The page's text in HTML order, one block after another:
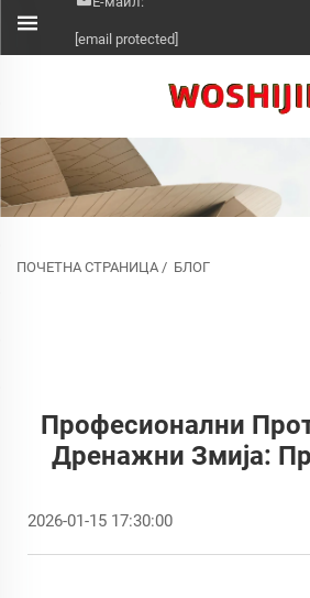
[email protected]
ПОЧЕТНА СТРАНИЦА / БЛОГ
Професионални
Дренажни Змија:
2026-01-15 17:30:00